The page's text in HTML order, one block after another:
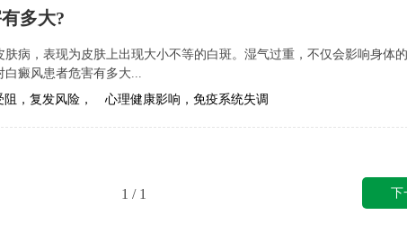
多大?
病，表现为皮肤上出现大小不等的白斑。湿气过重，不仅会影响身体
癜风患者危害有多大...
，复发风险， 心理健康影响，免疫系统失调
1 / 1 下